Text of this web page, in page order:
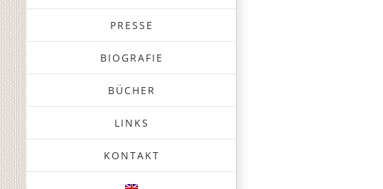
PRESSE
BIOGRAFIE
BÜCHER
LINKS
KONTAKT